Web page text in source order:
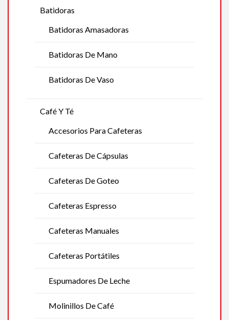
Batidoras
Batidoras Amasadoras
Batidoras De Mano
Batidoras De Vaso
Café Y Té
Accesorios Para Cafeteras
Cafeteras De Cápsulas
Cafeteras De Goteo
Cafeteras Espresso
Cafeteras Manuales
Cafeteras Portátiles
Espumadores De Leche
Molinillos De Café